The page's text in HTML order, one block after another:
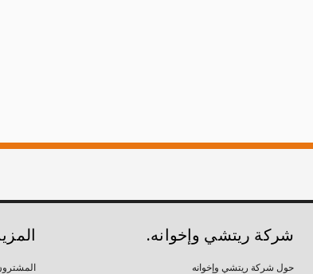
شركة ريتشي وإخوانه.
حول شركة ريتشي وإخوانه